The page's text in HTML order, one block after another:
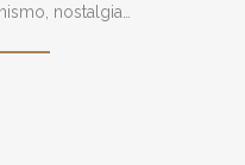
nostalgia…